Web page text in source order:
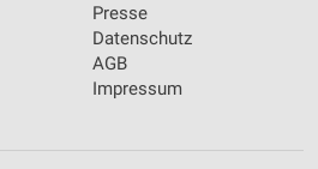
Presse
Datenschutz
AGB
Impressum